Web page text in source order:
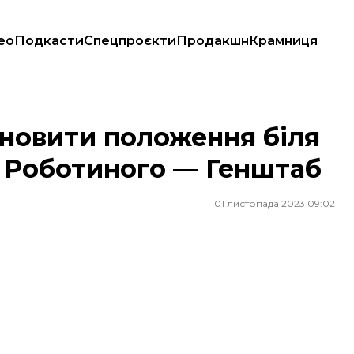
ПодкастиСпецпроєктиПродакшнКрамниця
Роботиного — Генштаб
положення біля
Роботиного — Генштаб
01 листопада 2023 09:02